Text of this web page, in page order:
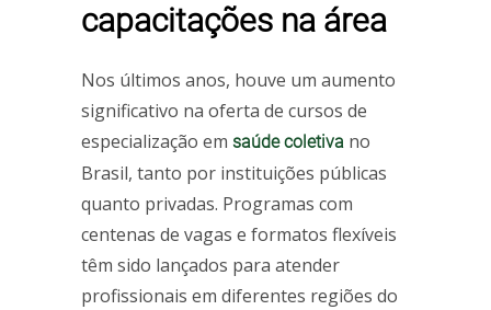
capacitações na área
Nos últimos anos, houve um aumento
significativo na oferta de cursos de
especialização em saúde coletiva no
Brasil, tanto por instituições públicas
quanto privadas. Programas com
centenas de vagas e formatos flexíveis
têm sido lançados para atender
profissionais em diferentes regiões do